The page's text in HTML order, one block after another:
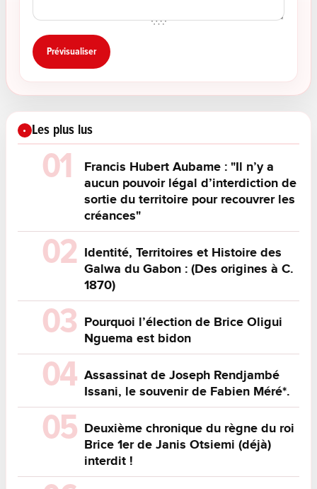
Les plus lus
Francis Hubert Aubame : "Il n’y a
aucun pouvoir légal d’interdiction de
sortie du territoire pour recouvrer les
créances"
Identité, Territoires et Histoire des
Galwa du Gabon : (Des origines à C.
1870)
Pourquoi l’élection de Brice Oligui
Nguema est bidon
Assassinat de Joseph Rendjambé
Issani, le souvenir de Fabien Méré*.
Deuxième chronique du règne du roi
Brice 1er de Janis Otsiemi (déjà)
interdit !